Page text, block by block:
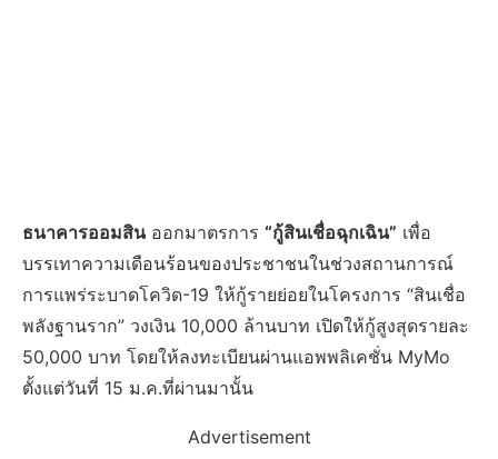
ธนาคารออมสินออกมาตรการ “กู้สินเชื่อฉุกเฉิน” เพื่อ
บรรเทาความเดือนร้อนของประชาชนในช่วงสถานการณ์
การแพร่ระบาดโควิด-19 ให้กู้รายย่อยในโครงการ “สินเชื่อ
พลังฐานราก” วงเงิน 10,000 ล้านบาท เปิดให้กู้สูงสุดรายละ
50,000 บาท โดยให้ลงทะเบียนผ่านแอพพลิเคชั่น MyMo
ตั้งแต่วันที่ 15 ม.ค.ที่ผ่านมานั้น
Advertisement